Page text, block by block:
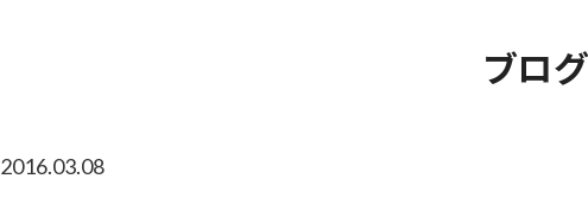
ブログ
2016.03.08